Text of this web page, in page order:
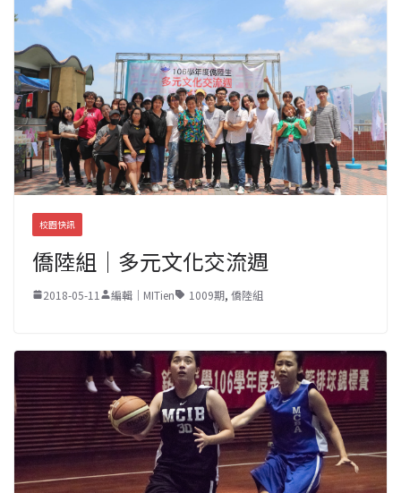
校園快訊
僑陸組｜多元文化交流週
2018-05-11 編輯｜MITien 1009期, 僑陸組